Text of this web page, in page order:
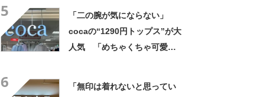
5
「二の腕が気にならない」
cocaの“1290円トップス”が大
人気 「めちゃくちゃ可愛
6
「無印は着れないと思ってい